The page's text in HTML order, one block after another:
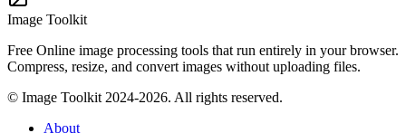
Image Toolkit
Free Online image processing tools that run entirely in your browser.
Compress, resize, and convert images without uploading files.
© Image Toolkit 2024-2026. All rights reserved.
About